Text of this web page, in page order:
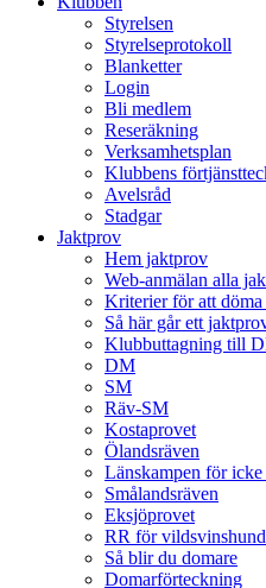
Styrelsen
Styrelseprotokoll
Blanketter
Login
Bli medlem
Reseräkning
Verksamhetsplan
Klubbens
Avelsråd
Stadgar
Jaktprov
Hem jaktprov
Web-anmälan alla
Kriterier för att döma
Så här går ett
Klubbuttagning till
DM
SM
Räv-SM
Kostaprovet
Ölandsräven
Länskampen för
Smålandsräven
Eksjöprovet
RR för
Så blir du domare
Domarförteckning